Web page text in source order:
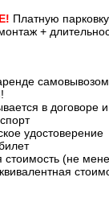
Платную
+
в
удостоверение
стоимость (не